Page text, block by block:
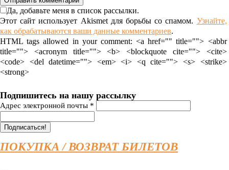
Да, добавьте меня в список рассылки.
Этот сайт использует Akismet для борьбы со спамом. Узнайте,
как обрабатываются ваши данные комментариев.
HTML tags allowed in your comment: <a href="" title=""> <abbr
title=""> <acronym title=""> <b> <blockquote cite=""> <cite>
<code> <del datetime=""> <em> <i> <q cite=""> <s> <strike>
<strong>
Подпишитесь на нашу рассылку
Адрес электронной почты *
ПОКУПКА / ВОЗВРАТ БИЛЕТОВ